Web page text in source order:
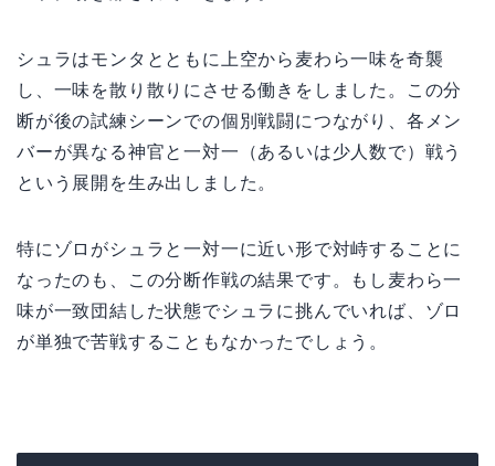
シュラはモンタとともに上空から麦わら一味を奇襲
し、一味を散り散りにさせる働きをしました。この分
断が後の試練シーンでの個別戦闘につながり、各メン
バーが異なる神官と一対一（あるいは少人数で）戦う
という展開を生み出しました。
特にゾロがシュラと一対一に近い形で対峙することに
なったのも、この分断作戦の結果です。もし麦わら一
味が一致団結した状態でシュラに挑んでいれば、ゾロ
が単独で苦戦することもなかったでしょう。